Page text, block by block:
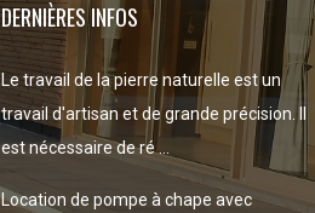
DERNIÈRES INFOS
Le travail de la pierre naturelle est un
travail d'artisan et de grande précision. Il
est nécessaire de ré ...
Location de pompe à chape avec